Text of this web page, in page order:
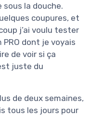
sous la douche.
coupures, et
j’ai voulu tester
PRO dont je voyais
de voir si ça
juste du
de deux semaines,
tous les jours pour